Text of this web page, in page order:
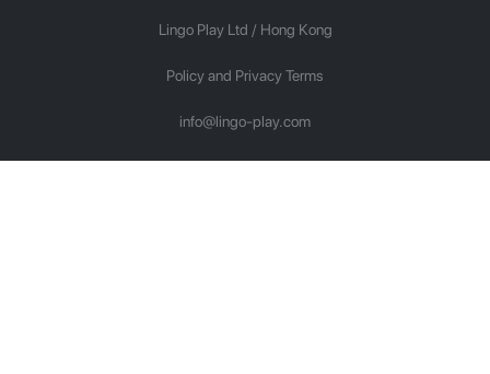
Lingo Play Ltd / Hong Kong
Policy and Privacy Terms
info@lingo-play.com